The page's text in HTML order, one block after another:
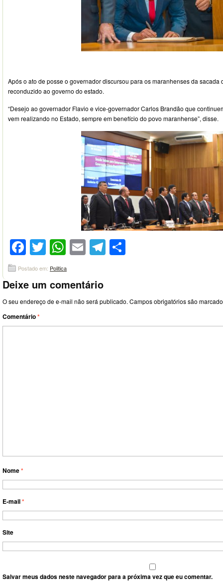
Após o ato de posse o governador discursou para os maranhenses da sacada
reconduzido ao governo do estado.
“Desejo ao governador Flavio e vice-governador Carlos Brandão que
vem realizando no Estado, sempre em benefício do povo maranhense”, disse.
Facebook
Twitter
WhatsApp
EmailTelegram
Postado em: Politica
Deixe um comentário
O seu endereço de e-mail não será publicado. Campos obrigatórios são
Comentário*
Nome*
E-mail*
Site
Salvar meus dados neste navegador para a próxima vez que eu comentar.